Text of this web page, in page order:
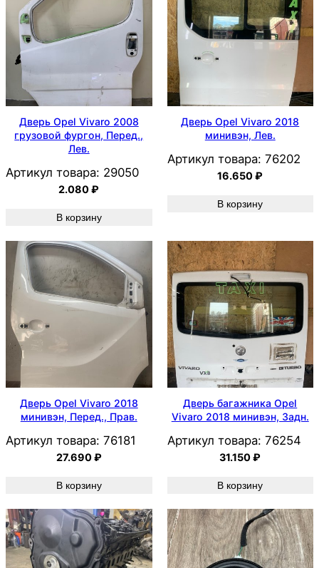
Дверь Opel Vivaro 2008
грузовой фургон, Перед.,
Лев.
Артикул товара: 29050
2.080₽
В корзину
Дверь Opel Vivaro 2018
минивэн, Лев.
Артикул товара: 76202
16.650₽
В корзину
Дверь Opel Vivaro 2018
минивэн, Перед., Прав.
Артикул товара: 76181
27.690₽
В корзину
Дверь багажника Opel
Vivaro 2018 минивэн, Задн.
Артикул товара: 76254
31.150₽
В корзину